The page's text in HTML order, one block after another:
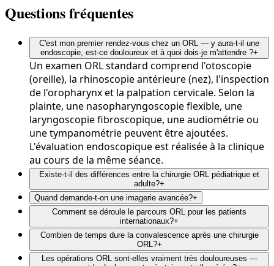
Questions fréquentes
C'est mon premier rendez-vous chez un ORL — y aura-t-il une
endoscopie, est-ce douloureux et à quoi dois-je m'attendre ?+
Un examen ORL standard comprend l'otoscopie
(oreille), la rhinoscopie antérieure (nez), l'inspection
de l'oropharynx et la palpation cervicale. Selon la
plainte, une nasopharyngoscopie flexible, une
laryngoscopie fibroscopique, une audiométrie ou
une tympanométrie peuvent être ajoutées.
L'évaluation endoscopique est réalisée à la clinique
au cours de la même séance.
Existe-t-il des différences entre la chirurgie ORL pédiatrique et
adulte?+
Quand demande-t-on une imagerie avancée?+
Comment se déroule le parcours ORL pour les patients
internationaux?+
Combien de temps dure la convalescence après une chirurgie
ORL?+
Les opérations ORL sont-elles vraiment très douloureuses —